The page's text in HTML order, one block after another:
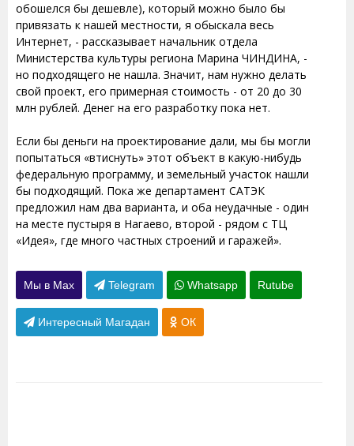
обошелся бы дешевле), который можно было бы
привязать к нашей местности, я обыскала весь
Интернет, - рассказывает начальник отдела
Министерства культуры региона Марина ЧИНДИНА, -
но подходящего не нашла. Значит, нам нужно делать
свой проект, его примерная стоимость - от 20 до 30
млн рублей. Денег на его разработку пока нет.
Если бы деньги на проектирование дали, мы бы могли
попытаться «втиснуть» этот объект в какую-нибудь
федеральную программу, и земельный участок нашли
бы подходящий. Пока же департамент САТЭК
предложил нам два варианта, и оба неудачные - один
на месте пустыря в Нагаево, второй - рядом с ТЦ
«Идея», где много частных строений и гаражей».
Мы в Max Telegram Whatsapp Rutube
Интересный Магадан ОК